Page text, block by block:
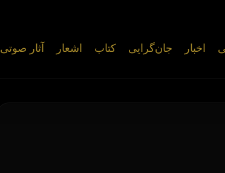
اخبار جان‌گرایی کتاب اشعار آثار صوتی